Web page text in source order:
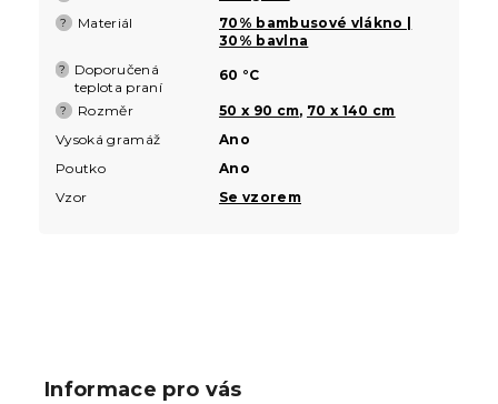
? Materiál
70% bambusové vlákno |
30% bavlna
?
Doporučená
teplota praní
60 °C
? Rozměr 50 x 90 cm, 70 x 140 cm
Vysoká gramáž
Ano
Poutko
Ano
Vzor
Se vzorem
Informace pro vás